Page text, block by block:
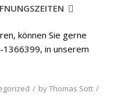
können Sie gerne
in unserem
byThomas Sott